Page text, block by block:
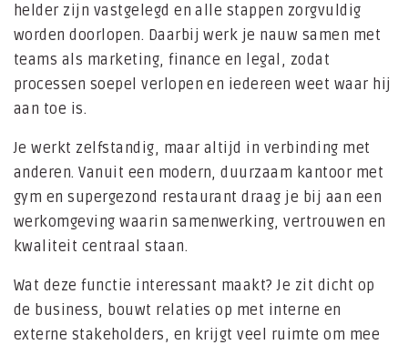
helder zijn vastgelegd en alle stappen zorgvuldig
worden doorlopen. Daarbij werk je nauw samen met
teams als marketing, finance en legal, zodat
processen soepel verlopen en iedereen weet waar hij
aan toe is.
Je werkt zelfstandig, maar altijd in verbinding met
anderen. Vanuit een modern, duurzaam kantoor met
gym en supergezond restaurant draag je bij aan een
werkomgeving waarin samenwerking, vertrouwen en
kwaliteit centraal staan.
Wat deze functie interessant maakt? Je zit dicht op
de business, bouwt relaties op met interne en
externe stakeholders, en krijgt veel ruimte om mee